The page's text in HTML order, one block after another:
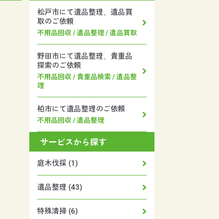
松戸市にて遺品整理、遺品買
取のご依頼
不用品回収 / 遺品整理 / 遺品買取
野田市にて遺品整理、貴重品
探索のご依頼
不用品回収 / 貴重品検索 / 遺品整
理
柏市にて遺品整理のご依頼
不用品回収 / 遺品整理
サービスから探す
庭木伐採 (1)
遺品整理 (43)
特殊清掃 (6)